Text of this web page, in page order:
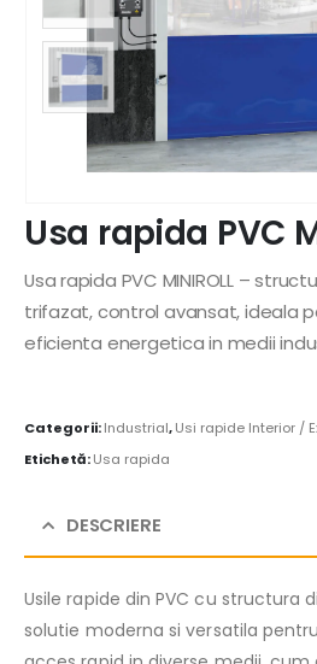
Usa rapida PVC
Usa rapida PVC MINIROLL –
trifazat, control avansat, ideala
eficienta energetica in medii
Categorii:Industrial,Usi rapide Interior /
Etichetă:Usa rapida
DESCRIERE
Usile rapide din PVC cu structura
solutie moderna si versatila